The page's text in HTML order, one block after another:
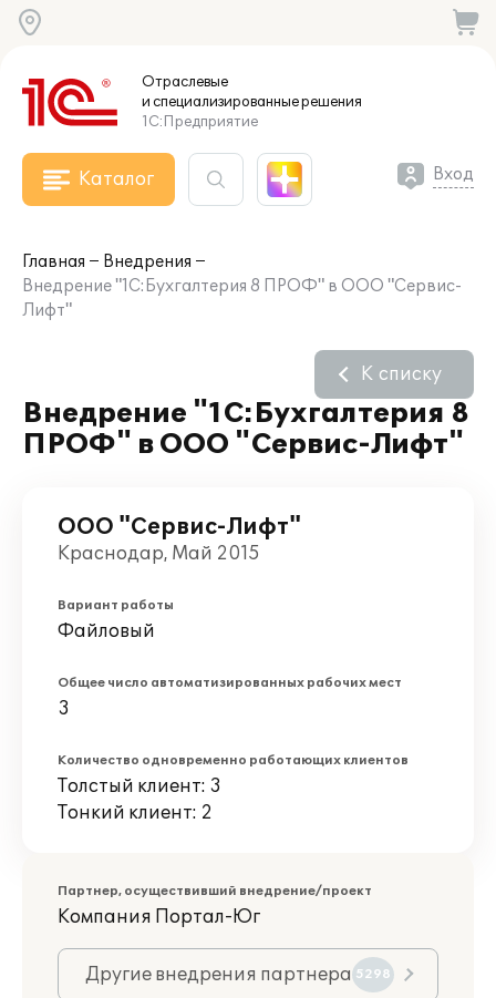
Отраслевые
и специализированныерешения
1С:Предприятие
Каталог Вход
Главная
Внедрения
Внедрение "1C:Бухгалтерия 8 ПРОФ" в ООО "Сервис-
Лифт"
Внедрение "1C:Бухгалтерия 8
ПРОФ" в ООО "Сервис-Лифт"
К списку
ООО "Сервис-Лифт"
Краснодар, Май 2015
Вариант работы
Файловый
Общее число автоматизированных рабочих мест
3
Количество одновременно работающих клиентов
Толстый клиент: 3
Тонкий клиент: 2
Партнер, осуществивший внедрение/проект
Компания Портал-Юг
Другие внедрения партнера 5298